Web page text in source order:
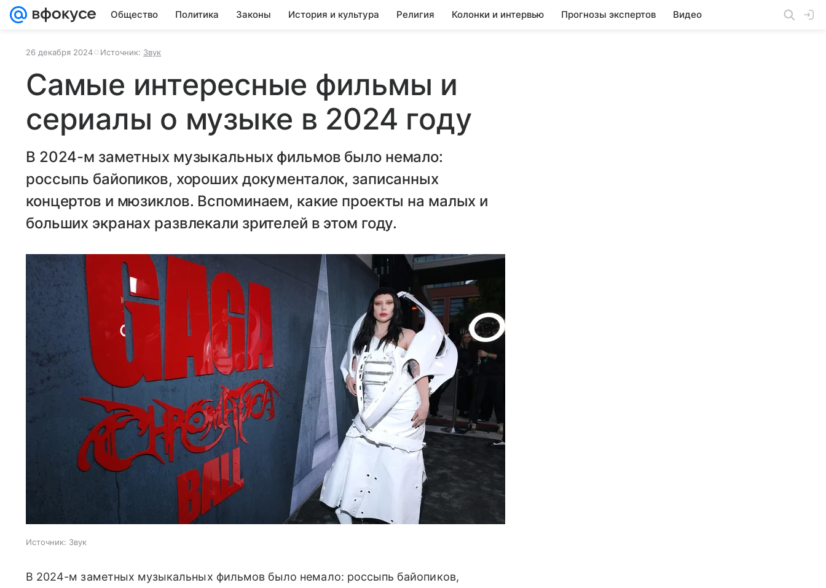
Общество Политика Законы История и культура Религия Колонки и интервью Прогнозы экспертов Видео
26 декабря 2024 Источник: Звук
Самые интересные фильмы и
сериалы о музыке в 2024 году
В 2024-м заметных музыкальных фильмов было немало:
россыпь байопиков, хороших документалок, записанных
концертов и мюзиклов. Вспоминаем, какие проекты на малых и
больших экранах развлекали зрителей в этом году.
Источник: Звук
В 2024-м заметных музыкальных фильмов было немало: россыпь байопиков,